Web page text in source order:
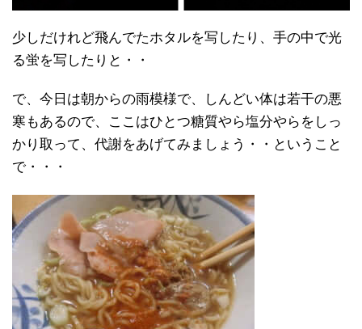
少しだけれど飛んでたホタルを写したり、手の中で光
る蛍を写したりと・・
で、今日は朝からの雨模様で、しんどい体は若干の悪
寒もあるので、ここはひとつ糖質やら塩分やらをしっ
かり取って、代謝をあげてみましょう・・ということ
で・・・